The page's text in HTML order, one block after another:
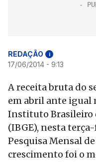
REDAÇÃO i
17/06/2014 - 9:13
A receita bruta do
em abril ante igual
Instituto Brasileiro
(IBGE), nesta
Pesquisa Mensal
crescimento foi o